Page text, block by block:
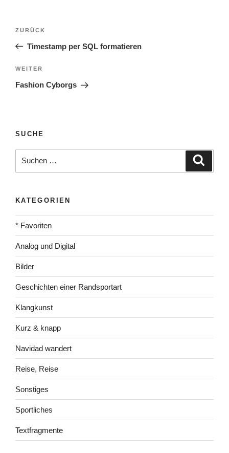
Beitragsnavigation
Vorheriger
Beitrag
ZURÜCK
Timestamp per SQL formatieren
Nächster
Beitrag
WEITER
Fashion Cyborgs
SUCHE
KATEGORIEN
* Favoriten
Analog und Digital
Bilder
Geschichten einer Randsportart
Klangkunst
Kurz & knapp
Navidad wandert
Reise, Reise
Sonstiges
Sportliches
Textfragmente